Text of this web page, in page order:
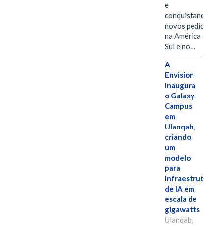
e
conquistando
novos pedidos
na América do
Sul e no…
A
Envision
inaugura
o Galaxy
Campus
em
Ulanqab,
criando
um
modelo
para
infraestrutura
de IA em
escala de
gigawatts
Ulanqab,